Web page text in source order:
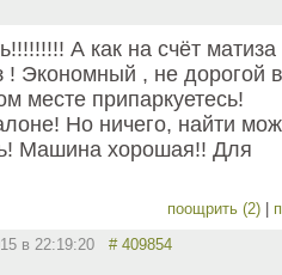
А как на счёт матиза
Экономный , не дорогой в
месте припаркуетесь!
Но ничего, найти
Машина хорошая!! Для
поощрить (2)
в 22:19:20 # 409854